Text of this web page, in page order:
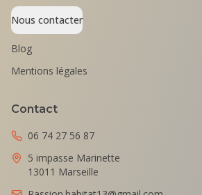
Nous contacter
Blog
Mentions légales
Contact
06 74 27 56 87
5 impasse Marinette
13011 Marseille